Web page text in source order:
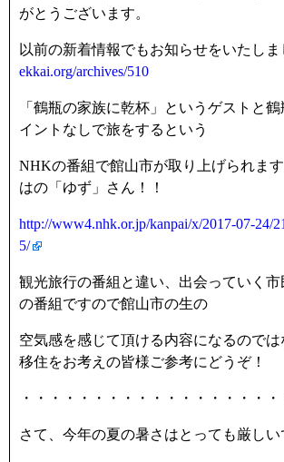
がとうございます。
以前の新着情報でもお知らせをいたしま
ekkai.org/archives/510
「鶴瓶の家族に乾杯」というゲストと
イントなしで旅をするという
NHKの番組で館山市が取り上げられま
はの「ゆず」さん！！
http://www4.nhk.or.jp/kanpai/x/2017-07-24/
5/
観光旅行の番組と違い、出会っていく
の番組ですので館山市の生の
空気感を感じて頂ける内容になるのでは
移住をお考えの皆様ご参考にどうぞ！
・・・・・・・・・・・・・・・・・
さて、今年の夏の暑さはとっても厳しい